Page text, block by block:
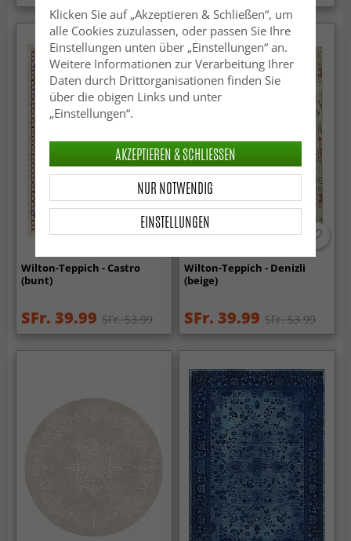
Wilton-Teppich - Castro
(bunt)
SFr. 39.99 SFr. 53.99
Wilton-Teppich - Denizli
(beige)
SFr. 39.99 SFr. 53.99
Klicken Sie auf „Akzeptieren & Schließen“, um
alle Cookies zuzulassen, oder passen Sie Ihre
Einstellungen unten über „Einstellungen“ an.
Weitere Informationen zur Verarbeitung Ihrer
Daten durch Drittorganisationen finden Sie
über die obigen Links und unter
„Einstellungen“.
EINSTELLUNGEN
NUR NOTWENDIG
AKZEPTIEREN & SCHLIESSEN